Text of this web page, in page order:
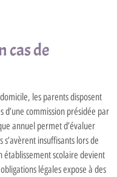
cas de
les parents disposent
d’une commission présidée par
annuel permet d’évaluer
s’avèrent insuffisants lors de
établissement scolaire devient
légales expose à des